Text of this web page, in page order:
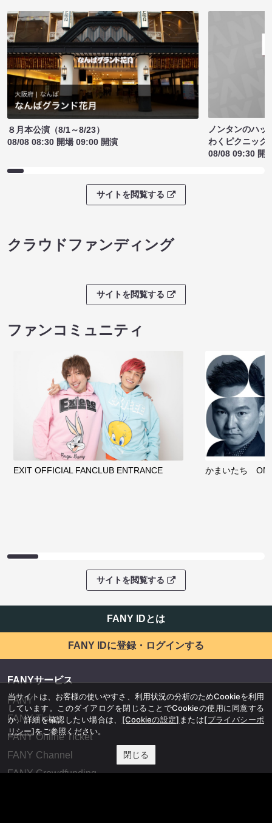
８月本公演（8/1～8/23）
08/08 08:30 開場 09:00 開演
ノンタンのハッ
わくピクニック
08/08 09:30 開
サイトを閲覧する
クラウドファンディング
サイトを閲覧する
ファンコミュニティ
EXIT OFFICIAL FANCLUB ENTRANCE かまいたち
サイトを閲覧する
FANY IDとは
FANY IDに登録・ログインする
FANYサービス
FANY
FANY Ticket
FANY Online Ticket
FANY Channel
FANY Crowdfunding
当サイトは、お客様の使いやすさ、利用状況の分析のためCookieを利用
しています。このダイアログを閉じることでCookieの使用に同意する
か、詳細を確認したい場合は、 [Cookieの設定] または[プライバシーポ
リシー]をご参照ください。
閉じる